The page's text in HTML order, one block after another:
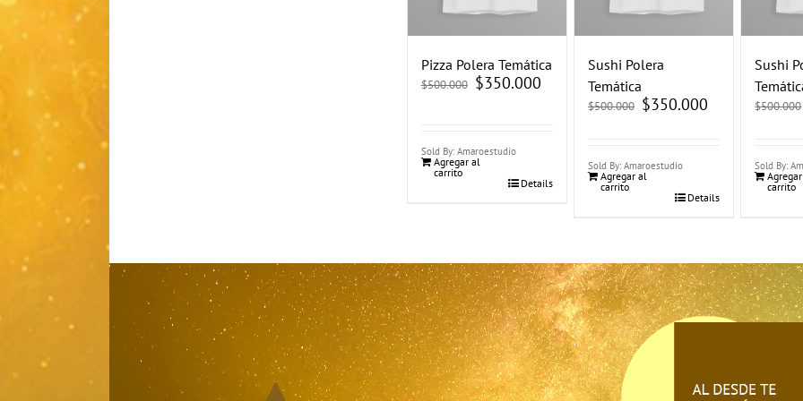
Pizza Polera Temática
$500.000 El
precio
$350.000El
precio
Sold By: Amaroestudio
Agregar al
carrito
Details
Sushi Polera
Temática
$500.000 El
precio
$350.000
Sold By: Amaroestudio
Agregar al
carrito
Details
Sushi
$500.000
Sold By:
carrito